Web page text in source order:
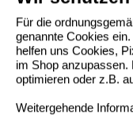
Für die
genannte Cookies
helfen uns Cookies,
im Shop anzupassen.
optimieren oder z.B.
Weitergehende
Mir
1 von 1